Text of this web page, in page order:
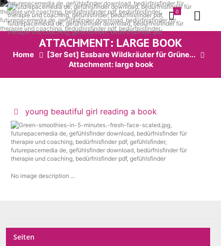
0
ATTACHMENT: LARGE BOOK
Home
[3er Set] Essbare Wildkräuter für Grüne...
Attachment: large book
young beautiful girl reading a book
No image description ...
Seiten